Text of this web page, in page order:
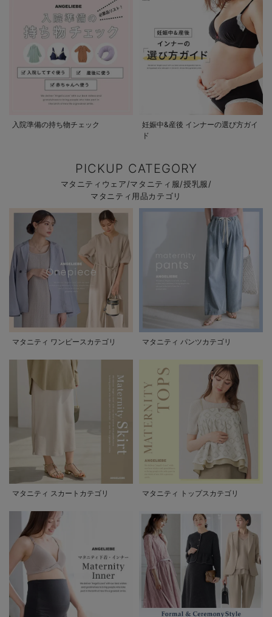
入院準備の持ち物チェック
妊娠中&産後 インナーの選び方ガイ
ド
PICKUP CATEGORY
マタニティウェア/マタニティ服/授乳服/
マタニティ用品カテゴリ
マタニティ ワンピースカテゴリ マタニティ パンツカテゴリ
マタニティ スカートカテゴリ マタニティ トップスカテゴリ